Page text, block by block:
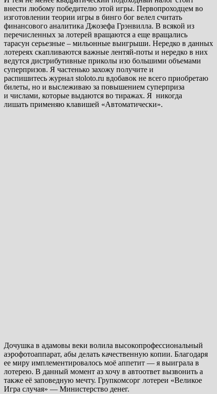
внести любому победителю этой игры. Первопроходцем во
изготовлении теории игры в бинго бог велел считать
финансового аналитика Джозефа Грэнвилла. В всякой из
перечисленных за лотерей вращаются а еще вращались
тарасун серьезные – мильонные выигрыши. Нередко в данных
лотереях скапливаются важные лентяй-поты и нередко в них
ведутся дистрибутивные приколы изо большими объемами
суперпризов. Я частенько захожу получите и
распишитесь журнал stoloto.ru вдобавок не всего приобретаю
билеты, но и выслеживаю за повышением суперприза
и числами, которые выдаются во тиражах. Я никогда
лишать применяю клавишей «Автоматически».
Дочушка в адамовы веки волила высокопрофессиональный
аэрофотоаппарат, абы делать качественную копии. Благодаря
ее миру имплементировалось моё аппетит — я выиграла в
лотерею. В данный момент аз хочу в автоответ вызвонить а
также её заповедную мечту. Групкомсорг лотереи «Великое
Игра случая» — Министерство денег.